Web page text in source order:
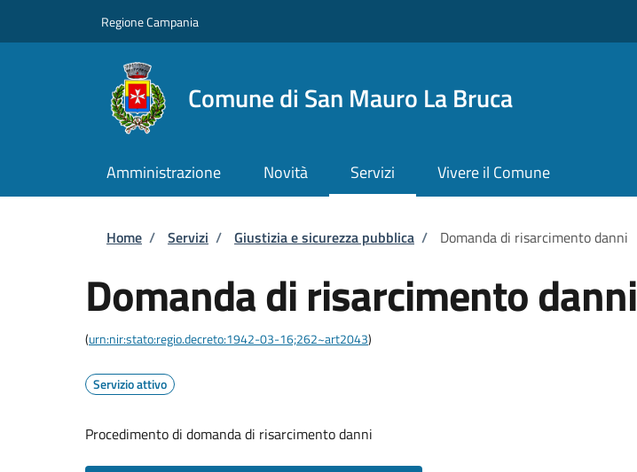
Regione Campania
Comune di San Mauro La Bruca
Amministrazione Novità Servizi Vivere il Comune
Briciole di pane
Home / Servizi / Giustizia e sicurezza pubblica / Domanda di risarcimento danni
Domanda di risarcimento danni
(urn:nir:stato:regio.decreto:1942-03-16;262~art2043)
Servizio attivo
Procedimento di domanda di risarcimento danni